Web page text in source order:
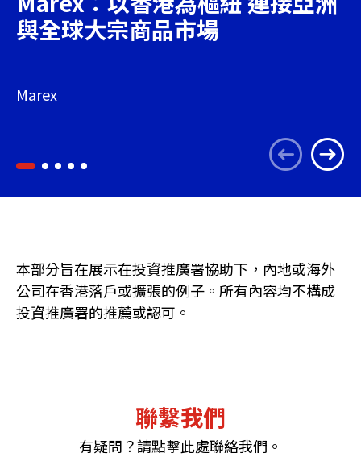
與全球大宗商品市場
Marex
本部分旨在展示在投資推廣署協助下，內地或海外
公司在香港落戶或擴張的例子。所有內容均不構成
投資推廣署的推薦或認可。
聯繫我們
有疑問？請點擊此處聯絡我們。